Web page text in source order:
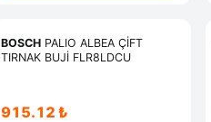
BOSCH PALIO ALBEA ÇİFT
TIRNAK BUJİ FLR8LDCU
915.12 ₺